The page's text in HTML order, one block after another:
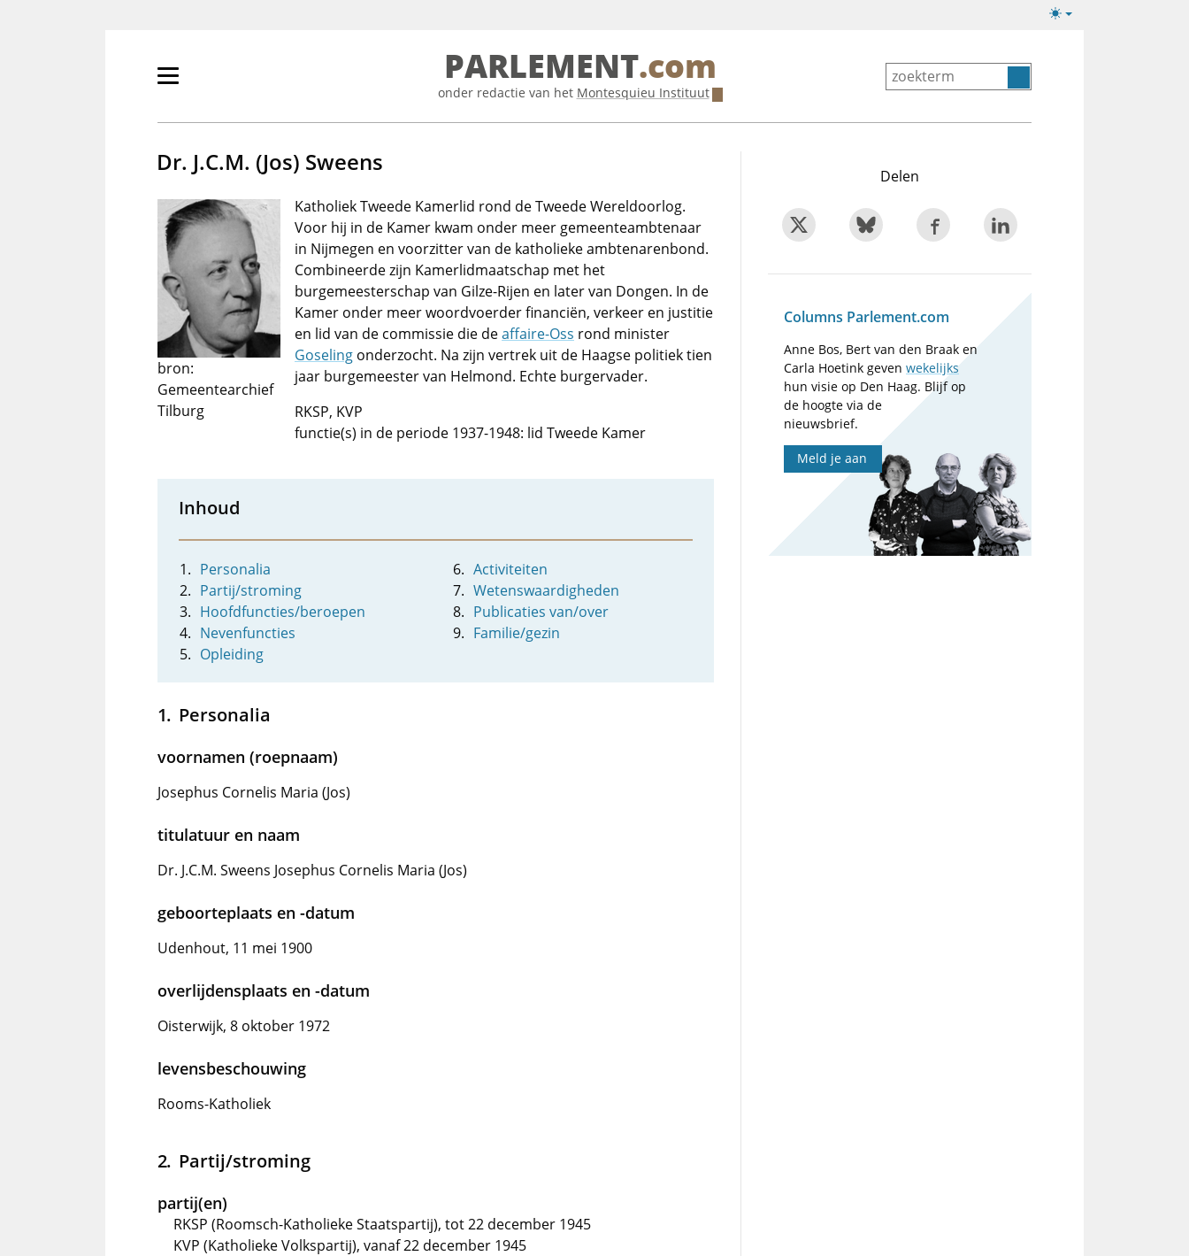
Lichte/donkere
Primair
tonen/verbergen
PARLEMENT.com
onder redactie van het Montesquieu Instituut
Dr. J.C.M. (Jos) Sweens
bron:
Gemeentearchief
Tilburg
Katholiek Tweede Kamerlid rond de Tweede Wereldoorlog.
Voor hij in de Kamer kwam onder meer gemeenteambtenaar
in Nijmegen en voorzitter van de katholieke ambtenarenbond.
Combineerde zijn Kamerlidmaatschap met het
burgemeesterschap van Gilze-Rijen en later van Dongen. In de
Kamer onder meer woordvoerder financiën, verkeer en justitie
en lid van de commissie die deaffaire-Oss rond minister
Goseling onderzocht. Na zijn vertrek uit de Haagse politiek tien
jaar burgemeester van Helmond. Echte burgervader.
RKSP, KVP
functie(s) in de periode 1937-1948: lid Tweede Kamer
Inhoud
Personalia
Partij/stroming
Hoofdfuncties/beroepen
Nevenfuncties
Opleiding
Activiteiten
Wetenswaardigheden
Publicaties van/over
Familie/gezin
Personalia
voornamen (roepnaam)
Josephus Cornelis Maria (Jos)
titulatuur en naam
Dr. J.C.M. Sweens Josephus Cornelis Maria (Jos)
geboorteplaats en -datum
Udenhout, 11 mei 1900
overlijdensplaats en -datum
Oisterwijk, 8 oktober 1972
levensbeschouwing
Rooms-Katholiek
Partij/stroming
partij(en)
RKSP (Roomsch-Katholieke Staatspartij), tot 22 december 1945
KVP (Katholieke Volkspartij), vanaf 22 december 1945
Delen
Columns Parlement.com
Anne Bos, Bert van den Braak en
Carla Hoetink gevenwekelijks
hun visie op Den Haag. Blijf op
de hoogte via de
nieuwsbrief.
Meld je aan